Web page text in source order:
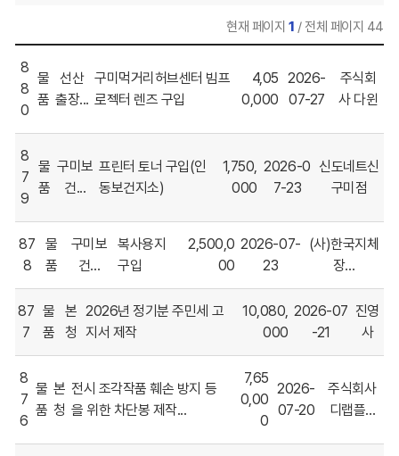
현재 페이지 1 / 전체 페이지 44
약
현
황
중
에
서
물
약
현
황
현
황
해
번
호,
구
8
8
0
물
품
선산
출장...
구미먹거리허브센터 빔프
로젝터 렌즈 구입
4,05
0,000
2026-
07-27
주식회
사 다윈
8
7
9
물
품
구미보
건...
프린터 토너 구입(인
동보건지소)
1,750,
000
2026-0
7-23
신도네트신
구미점
87
8
물
품
구미보
건...
복사용지
구입
2,500,0
00
2026-07-
23
(사)한국지체
장...
87
7
물
품
본
청
2026년 정기분 주민세 고
지서 제작
10,080,
000
2026-07
-21
진영
사
8
7
6
물
품
본
청
전시 조각작품 훼손 방지 등
을 위한 차단봉 제작...
7,65
0,00
0
2026-
07-20
주식회사
디랩플...